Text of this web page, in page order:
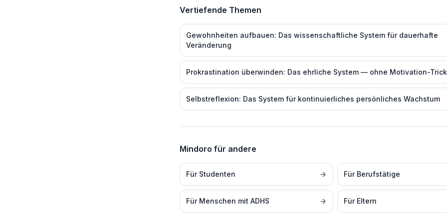
Vertiefende Themen
Gewohnheiten aufbauen: Das wissenschaftliche System für dauerhafte
Veränderung
Prokrastination überwinden: Das ehrliche System — ohne Motivation-
Selbstreflexion: Das System für kontinuierliches persönliches Wachstum
Mindoro für andere
Für Studenten Für Berufstätige
Für Menschen mit ADHS Für Eltern